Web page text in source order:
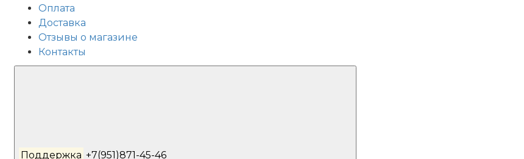
Оплата
Доставка
Отзывы о магазине
Контакты
Поддержка +7(951)871-45-46